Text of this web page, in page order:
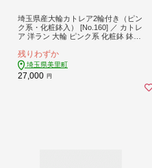
埼玉県産大輪カトレア2輪付き（ピン
ク系・化粧鉢入） [No.160] ／ カトレ
ア 洋ラン 大輪 ピンク系 化粧鉢 鉢植
か 部屋飾り 癒し 長く楽しめる 上品
埼玉県
残りわずか
埼玉県美里町
27,000 円